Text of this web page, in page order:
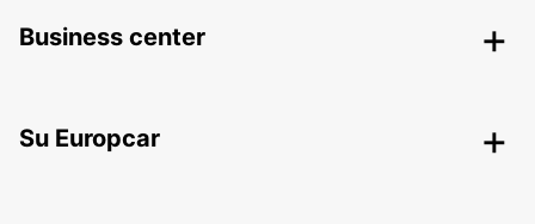
Business center
Su Europcar